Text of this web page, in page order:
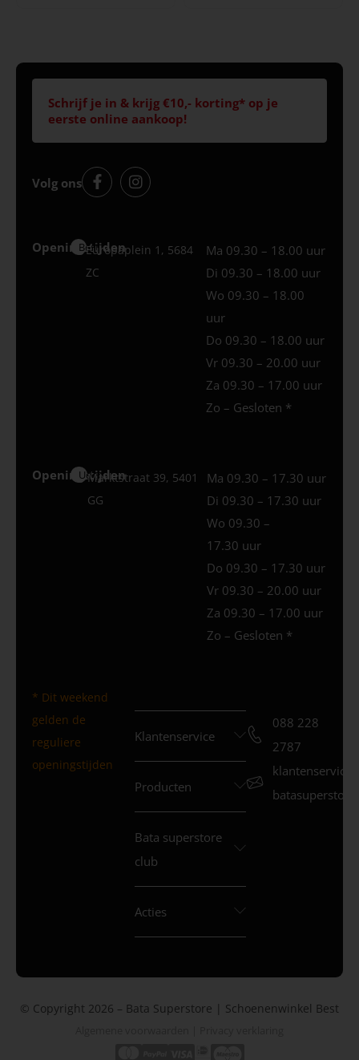
Schrijf je in & krijg €10,- korting* op je
eerste online aankoop!
Volg ons
Openingstijden
Best
Europaplein 1, 5684
ZC
Ma 09.30 – 18.00 uur
Di 09.30 – 18.00 uur
Wo 09.30 – 18.00
uur
Do 09.30 – 18.00 uur
Vr 09.30 – 20.00 uur
Za 09.30 – 17.00 uur
Zo – Gesloten *
Openingstijden
Uden
Marktstraat 39, 5401
GG
Ma 09.30 – 17.30 uur
Di 09.30 – 17.30 uur
Wo 09.30 –
17.30 uur
Do 09.30 – 17.30 uur
Vr 09.30 – 20.00 uur
Za 09.30 – 17.00 uur
Zo – Gesloten *
* Dit weekend
gelden de
reguliere
openingstijden
Klantenservice
Producten
Bata superstore
club
Acties
088 228
2787
© Copyright 2026 – Bata Superstore | Schoenenwinkel Best